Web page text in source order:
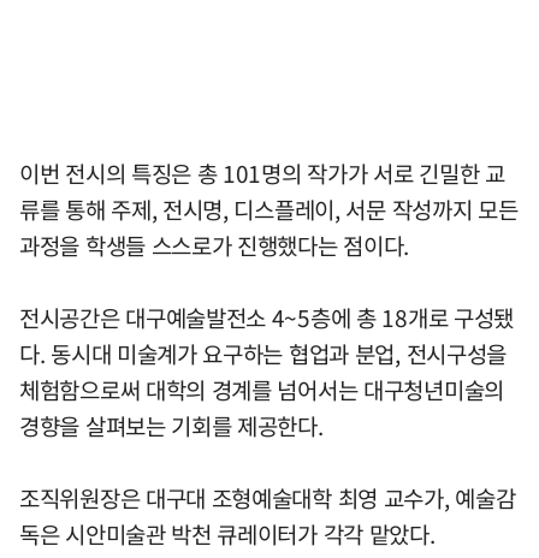
이번 전시의 특징은 총 101명의 작가가 서로 긴밀한 교
류를 통해 주제, 전시명, 디스플레이, 서문 작성까지 모든
과정을 학생들 스스로가 진행했다는 점이다.
전시공간은 대구예술발전소 4~5층에 총 18개로 구성됐
다. 동시대 미술계가 요구하는 협업과 분업, 전시구성을
체험함으로써 대학의 경계를 넘어서는 대구청년미술의
경향을 살펴보는 기회를 제공한다.
조직위원장은 대구대 조형예술대학 최영 교수가, 예술감
독은 시안미술관 박천 큐레이터가 각각 맡았다.